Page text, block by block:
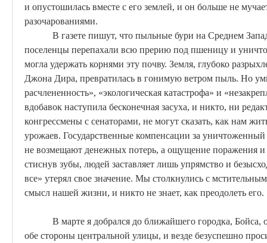
и опустошилась вместе с его землей, и он больше не
разочарованиями.
В газете пишут, что пыльные бури на Среднем
поселенцы перепахали всю прерию под пшеницу и
могла удержать корнями эту почву. Земля, глубоко
Джона Дира, превратилась в гонимую ветром пыль. Но
расчлененность», «экологическая катастрофа» и
вдобавок наступила бесконечная засуха, и никто, ни
конгрессмены с сенаторами, не могут сказать, как нам
урожаев. Государственные компенсации за уничтоженный
не возмещают денежных потерь, а ощущение поражения и
стиснув зубы, людей заставляет лишь упрямство и
все» утерял свое значение. Мы столкнулись с
смысл нашей жизни, и никто не знает, как преодолеть его.
В марте я добрался до ближайшего городка,Бойса,
обе стороны центральной улицы, и везде безуспешно